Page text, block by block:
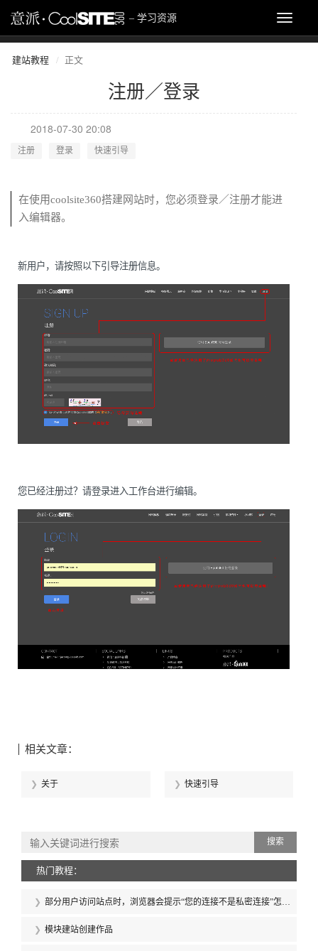
Toggle
网页设计教程
– 学习资源
建站教程 正文
注册／登录
2018-07-30 20:08
注册 登录 快速引导
在使用coolsite360搭建网站时，您必须登录／注册才能进
入编辑器。
新用户，请按照以下引导注册信息。
您已经注册过？请登录进入工作台进行编辑。
相关文章：
关于 快速引导
搜索
热门教程：
部分用户访问站点时，浏览器会提示“您的连接不是私密连接”怎么
模块建站创建作品